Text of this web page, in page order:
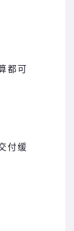
都可
付缓